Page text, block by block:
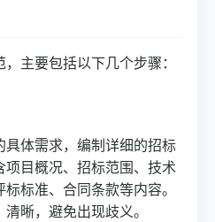
主要包括以下几个步骤：
体需求，编制详细的招标
目概况、招标范围、技术
标准、合同条款等内容。
晰，避免出现歧义。